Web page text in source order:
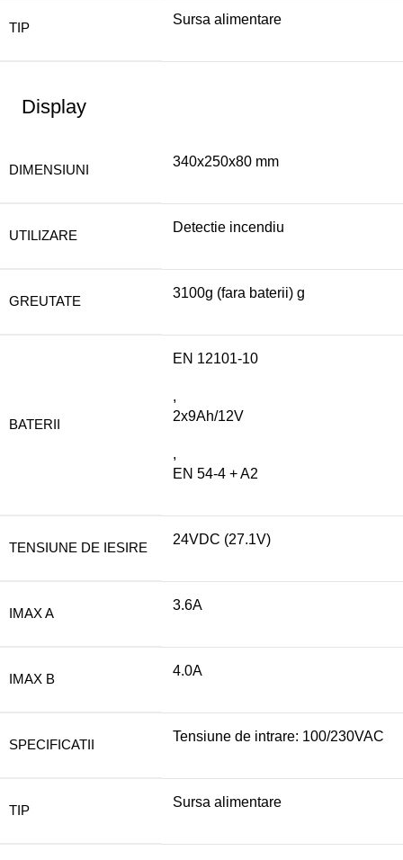
TIP
Sursa alimentare
Display
DIMENSIUNI
340x250x80 mm
UTILIZARE
Detectie incendiu
GREUTATE
3100g (fara baterii) g
BATERII
EN 12101-10
,
2x9Ah/12V
,
EN 54-4 + A2
TENSIUNE DE IESIRE
24VDC (27.1V)
IMAX A
3.6A
IMAX B
4.0A
SPECIFICATII
Tensiune de intrare: 100/230VAC
TIP
Sursa alimentare